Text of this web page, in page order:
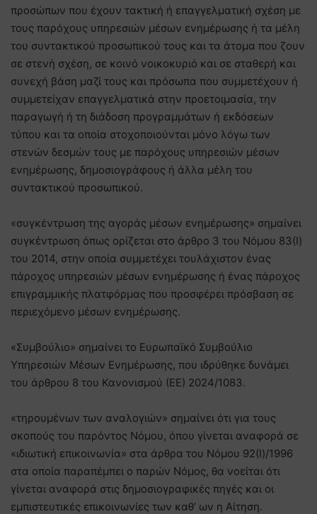
προσώπων που έχουν τακτική ή επαγγελματική σχέση με
τους παρόχους υπηρεσιών μέσων ενημέρωσης ή τα μέλη
του συντακτικού προσωπικού τους και τα άτομα που ζουν
σε στενή σχέση, σε κοινό νοικοκυριό και σε σταθερή και
συνεχή βάση μαζί τους και πρόσωπα που συμμετέχουν ή
συμμετείχαν επαγγελματικά στην προετοιμασία, την
παραγωγή ή τη διάδοση προγραμμάτων ή εκδόσεων
τύπου και τα οποία στοχοποιούνται μόνο λόγω των
στενών δεσμών τους με παρόχους υπηρεσιών μέσων
ενημέρωσης, δημοσιογράφους ή άλλα μέλη του
συντακτικού προσωπικού.
«συγκέντρωση της αγοράς μέσων ενημέρωσης» σημαίνει
συγκέντρωση όπως ορίζεται στο άρθρο 3 του Νόμου 83(I)
του 2014, στην οποία συμμετέχει τουλάχιστον ένας
πάροχος υπηρεσιών μέσων ενημέρωσης ή ένας πάροχος
επιγραμμικής πλατφόρμας που προσφέρει πρόσβαση σε
περιεχόμενο μέσων ενημέρωσης.
«Συμβούλιο» σημαίνει το Ευρωπαϊκό Συμβούλιο
Υπηρεσιών Μέσων Ενημέρωσης, που ιδρύθηκε δυνάμει
του άρθρου 8 του Κανονισμού (ΕΕ) 2024/1083.
«τηρουμένων των αναλογιών» σημαίνει ότι για τους
σκοπούς του παρόντος Νόμου, όπου γίνεται αναφορά σε
«ιδιωτική επικοινωνία» στα άρθρα του Νόμου 92(Ι)/1996
στα οποία παραπέμπει ο παρών Νόμος, θα νοείται ότι
γίνεται αναφορά στις δημοσιογραφικές πηγές και οι
εμπιστευτικές επικοινωνίες των καθ’ ων η Αίτηση.